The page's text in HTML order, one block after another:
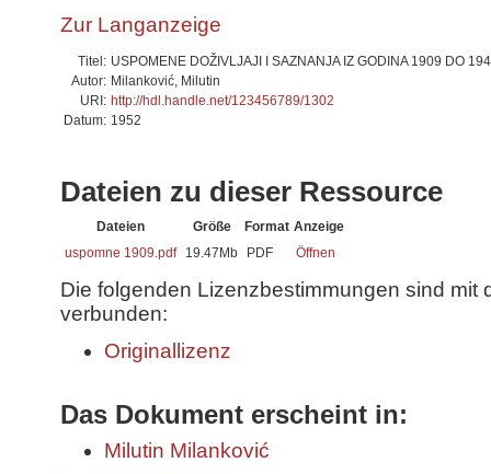
Zur Langanzeige
Titel: USPOMENE DOŽIVLJAJI I SAZNANJA IZ GODINA 1909 DO
Autor: Milanković, Milutin
URI: http://hdl.handle.net/123456789/1302
Datum: 1952
Dateien zu dieser Ressource
Dateien Größe Format Anzeige
uspomne 1909.pdf
19.47Mb PDF Öffnen
Die folgenden Lizenzbestimmungen sind mit
verbunden:
Originallizenz
Das Dokument erscheint in:
Milutin Milanković